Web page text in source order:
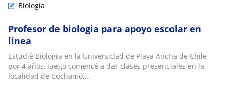
Biología
Profesor de biologia para apoyo escolar en
linea
Estudié Biologia en la Universidad de Playa Ancha de Chile
por 4 años, luego comencé a dar clases presenciales en la
localidad de Cochamó....